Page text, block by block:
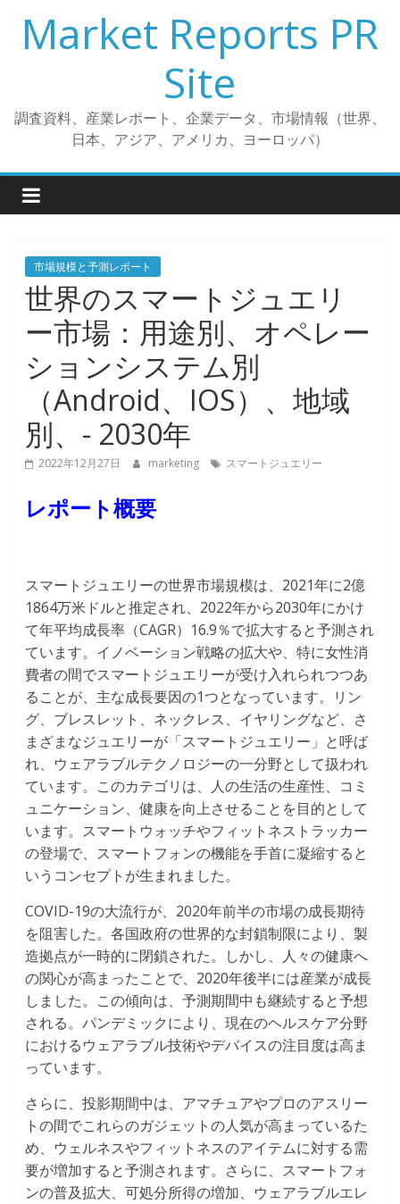
プ
Market Reports PR
Site
調査資料、産業レポート、企業データ、市場情報（世界、
日本、アジア、アメリカ、ヨーロッパ）
市場規模と予測レポート
世界のスマートジュエリ
ー市場：用途別、オペレー
ションシステム別
（Android、IOS）、地域
別、- 2030年
2022年12月27日 marketing スマートジュエリー
レポート概要
スマートジュエリーの世界市場規模は、2021年に2億
1864万米ドルと推定され、2022年から2030年にかけ
て年平均成長率（CAGR）16.9％で拡大すると予測され
ています。イノベーション戦略の拡大や、特に女性消
費者の間でスマートジュエリーが受け入れられつつあ
ることが、主な成長要因の1つとなっています。リン
グ、ブレスレット、ネックレス、イヤリングなど、さ
まざまなジュエリーが「スマートジュエリー」と呼ば
れ、ウェアラブルテクノロジーの一分野として扱われ
ています。このカテゴリは、人の生活の生産性、コミ
ュニケーション、健康を向上させることを目的として
います。スマートウォッチやフィットネストラッカー
の登場で、スマートフォンの機能を手首に凝縮すると
いうコンセプトが生まれました。
COVID-19の大流行が、2020年前半の市場の成長期待
を阻害した。各国政府の世界的な封鎖制限により、製
造拠点が一時的に閉鎖された。しかし、人々の健康へ
の関心が高まったことで、2020年後半には産業が成長
しました。この傾向は、予測期間中も継続すると予想
される。パンデミックにより、現在のヘルスケア分野
におけるウェアラブル技術やデバイスの注目度は高ま
っています。
さらに、投影期間中は、アマチュアやプロのアスリー
トの間でこれらのガジェットの人気が高まっているた
め、ウェルネスやフィットネスのアイテムに対する需
要が増加すると予測されます。さらに、スマートフォ
ンの普及拡大、可処分所得の増加、ウェアラブルエレ